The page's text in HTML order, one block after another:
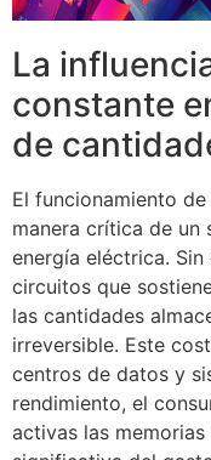
La
constante
de
El funcionamiento
manera crítica de un
energía eléctrica.
circuitos que
las cantidades
irreversible. Este
centros de datos y
rendimiento, el
activas las